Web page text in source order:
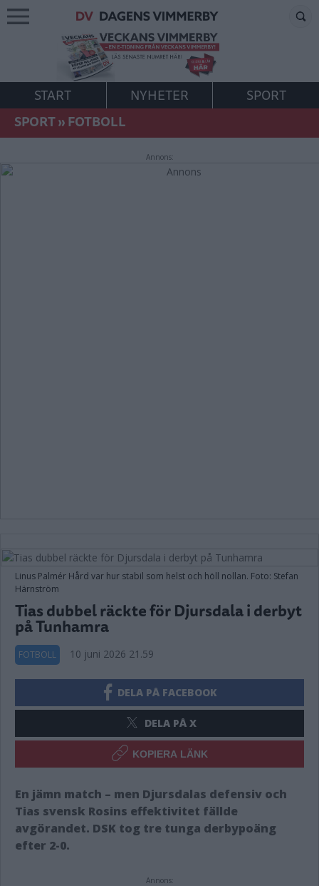
START NYHETER
SPORT
SPORT»FOTBOLL
Annons:
Linus Palmér Hård var hur stabil som helst och höll nollan. Foto: Stefan
Härnström
Tias dubbel räckte för Djursdala i derbyt
på Tunhamra
FOTBOLL 10 juni 2026 21.59
DELA PÅ FACEBOOK
DELA PÅ X
KOPIERA LÄNK
En jämn match – men Djursdalas defensiv och
Tias svensk Rosins effektivitet fällde
avgörandet. DSK tog tre tunga derbypoäng
efter 2-0.
Annons: